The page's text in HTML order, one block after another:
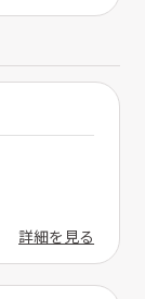
詳細を見る